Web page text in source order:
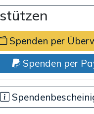
Spenden per
Spenden per